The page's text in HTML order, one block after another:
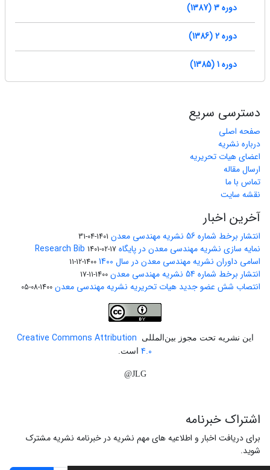
دوره 3 (1387)
دوره 2 (1386)
دوره 1 (1385)
دسترسی سریع
صفحه اصلی
درباره نشریه
اعضای هیات تحریریه
ارسال مقاله
تماس با ما
نقشه سایت
آخرین اخبار
انتشار برخط شماره 56 نشریه مهندسی معدن 1401-04-31
نمایه سازی نشریه مهندسی معدن در پایگاه Research Bib 1401-02-17
اسامی داوران نشریه مهندسی معدن در سال 1400 1400-12-11
انتشار برخط شماره 54 نشریه مهندسی معدن 1400-11-17
انتصاب شش عضو جدید هیات تحریریه نشریه مهندسی معدن 1400-08-05
این نشریه تحت مجوز بین‌المللی
Creative Commons Attribution
4.0 است.
JLG@
اشتراک خبرنامه
برای دریافت اخبار و اطلاعیه های مهم نشریه در خبرنامه نشریه مشترک
شوید.